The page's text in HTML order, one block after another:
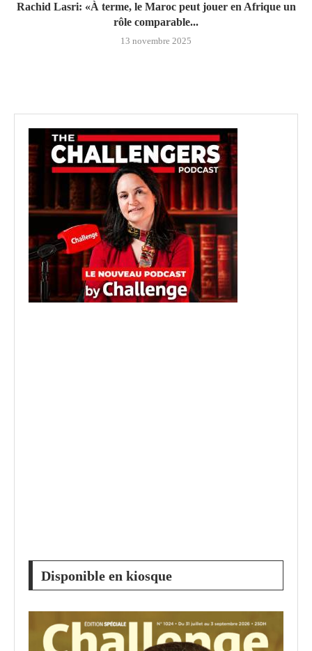
Rachid Lasri: «À terme, le Maroc peut jouer en Afrique un
rôle comparable...
13 novembre 2025
Disponible en kiosque